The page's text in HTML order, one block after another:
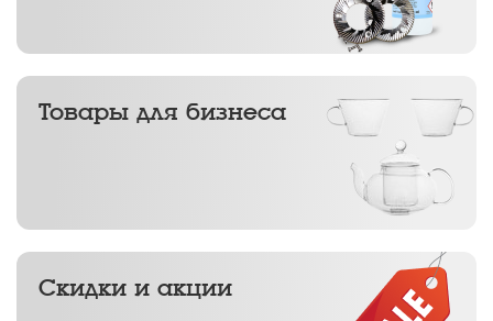
Товары для бизнеса
Скидки и акции